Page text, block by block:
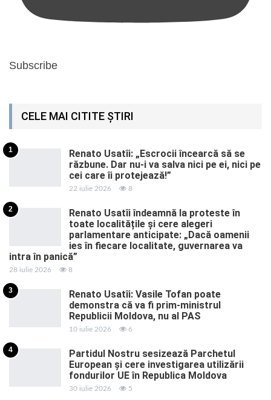
Subscribe
CELE MAI CITITE ȘTIRI
1
Renato Usatîi: „Escrocii încearcă să se
răzbune. Dar nu-i va salva nici pe ei, nici pe
cei care îi protejează!”
22 iulie 2026 8
2
Renato Usatîi îndeamnă la proteste în
toate localitățile și cere alegeri
parlamentare anticipate: „Dacă oamenii
ies în fiecare localitate, guvernarea va
intra în panică”
28 iulie 2026 8
3
Renato Usatîi: Vasile Tofan poate
demonstra că va fi prim-ministrul
Republicii Moldova, nu al PAS
10 iulie 2026 6
4
Partidul Nostru sesizează Parchetul
European și cere investigarea utilizării
fondurilor UE în Republica Moldova
30 iulie 2026 5